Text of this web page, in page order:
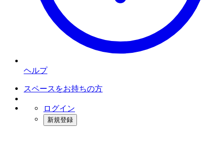
ヘルプ
スペースをお持ちの方
ログイン
新規登録